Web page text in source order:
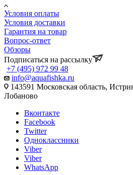
Условия оплаты
Условия доставки
Гарантия на товар
Вопрос-ответ
Обзоры
Подписаться на рассылку
+7 (495) 972 99 48
info@aquafishka.ru
143591 Московская область,
Лобаново
Вконтакте
Facebook
Twitter
Одноклассники
Viber
Viber
WhatsApp